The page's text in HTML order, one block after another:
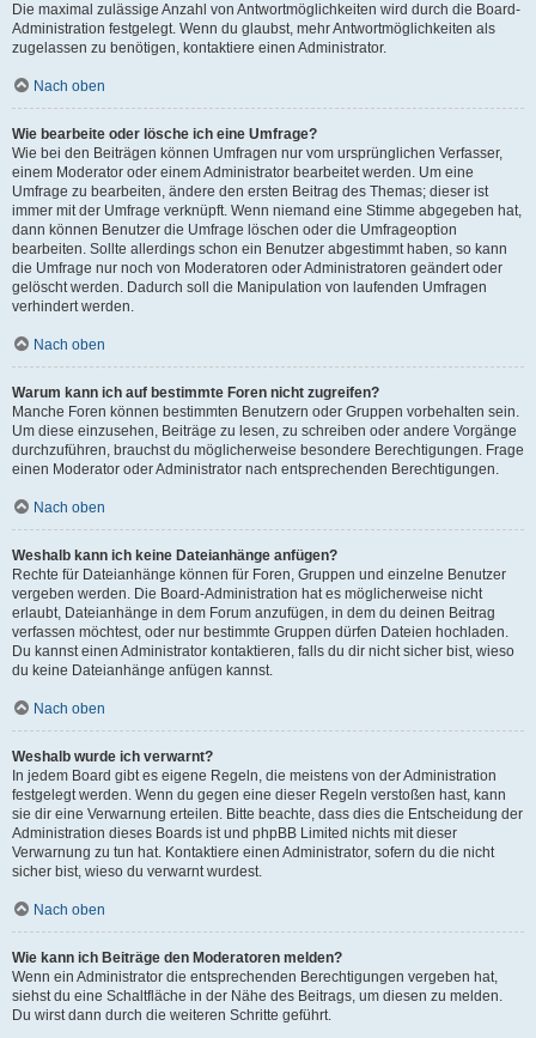
Die maximal zulässige Anzahl von Antwortmöglichkeiten wird durch die Board-
Administration festgelegt. Wenn du glaubst, mehr Antwortmöglichkeiten als
zugelassen zu benötigen, kontaktiere einen Administrator.
Nach oben
Wie bearbeite oder lösche ich eine Umfrage?
Wie bei den Beiträgen können Umfragen nur vom ursprünglichen Verfasser,
einem Moderator oder einem Administrator bearbeitet werden. Um eine
Umfrage zu bearbeiten, ändere den ersten Beitrag des Themas; dieser ist
immer mit der Umfrage verknüpft. Wenn niemand eine Stimme abgegeben hat,
dann können Benutzer die Umfrage löschen oder die Umfrageoption
bearbeiten. Sollte allerdings schon ein Benutzer abgestimmt haben, so kann
die Umfrage nur noch von Moderatoren oder Administratoren geändert oder
gelöscht werden. Dadurch soll die Manipulation von laufenden Umfragen
verhindert werden.
Nach oben
Warum kann ich auf bestimmte Foren nicht zugreifen?
Manche Foren können bestimmten Benutzern oder Gruppen vorbehalten sein.
Um diese einzusehen, Beiträge zu lesen, zu schreiben oder andere Vorgänge
durchzuführen, brauchst du möglicherweise besondere Berechtigungen. Frage
einen Moderator oder Administrator nach entsprechenden Berechtigungen.
Nach oben
Weshalb kann ich keine Dateianhänge anfügen?
Rechte für Dateianhänge können für Foren, Gruppen und einzelne Benutzer
vergeben werden. Die Board-Administration hat es möglicherweise nicht
erlaubt, Dateianhänge in dem Forum anzufügen, in dem du deinen Beitrag
verfassen möchtest, oder nur bestimmte Gruppen dürfen Dateien hochladen.
Du kannst einen Administrator kontaktieren, falls du dir nicht sicher bist, wieso
du keine Dateianhänge anfügen kannst.
Nach oben
Weshalb wurde ich verwarnt?
In jedem Board gibt es eigene Regeln, die meistens von der Administration
festgelegt werden. Wenn du gegen eine dieser Regeln verstoßen hast, kann
sie dir eine Verwarnung erteilen. Bitte beachte, dass dies die Entscheidung der
Administration dieses Boards ist und phpBB Limited nichts mit dieser
Verwarnung zu tun hat. Kontaktiere einen Administrator, sofern du die nicht
sicher bist, wieso du verwarnt wurdest.
Nach oben
Wie kann ich Beiträge den Moderatoren melden?
Wenn ein Administrator die entsprechenden Berechtigungen vergeben hat,
siehst du eine Schaltfläche in der Nähe des Beitrags, um diesen zu melden.
Du wirst dann durch die weiteren Schritte geführt.